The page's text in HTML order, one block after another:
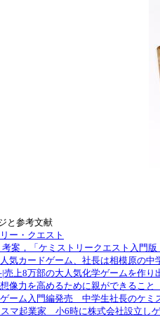
と参考文献
ー・クエスト
案，「ケミストリークエスト入門
気カードゲーム、社長は相模原の中
売上8万部の大人気化学ゲームを作り
像力を高めるために親ができること
ーム入門編発売 中学生社長のケミ
マ起業家 小6時に株式会社設立し